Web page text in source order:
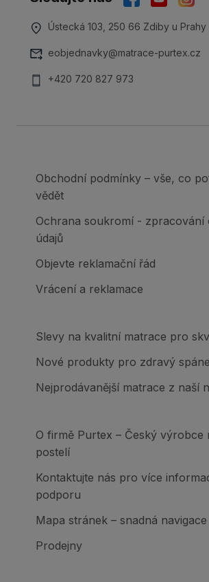
Ústecká 103, 250 66 Zdiby u Prahy
eobjednavky@matrace-purtex.cz
+420 720 827 973
Obchodní podmínky – vše, co
vědět
Ochrana soukromí - zpracování
údajů
Objevte reklamační řád
Vrácení a reklamace
Slevy na kvalitní matrace pro
Nové produkty pro zdravý
Nejprodávanější matrace z naší
O firmě Purtex – Český výrobce
postelí
Kontaktujte nás pro více
podporu
Mapa stránek – snadná navigace
Prodejny